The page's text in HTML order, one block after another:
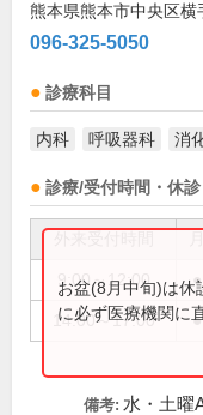
熊本県熊本市中央区横
096-325-5050
診療科目
内科 呼吸器科 消
診療/受付時間・休診
9:00～12:00 ●
14:00～17:00 ●
お盆(8月中旬)は休
に必ず医療機関に
備考: 水・土曜